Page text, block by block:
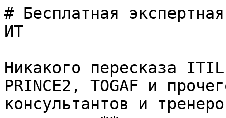
# Бесплатная
ИТ
Никакого пересказа
PRINCE2, TOGAF и
консультантов и